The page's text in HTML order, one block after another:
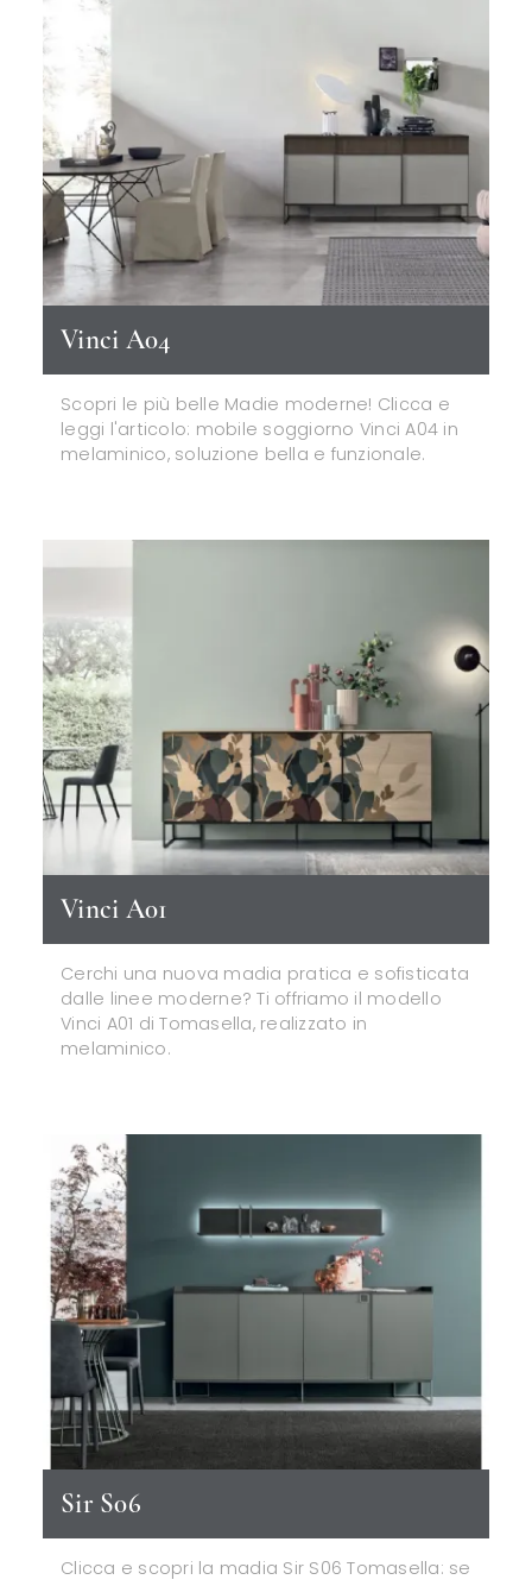
Vinci A04
Scopri le più belle Madie moderne! Clicca e
leggi l'articolo: mobile soggiorno Vinci A04 in
melaminico, soluzione bella e funzionale.
Vinci A01
Cerchi una nuova madia pratica e sofisticata
dalle linee moderne? Ti offriamo il modello
Vinci A01 di Tomasella, realizzato in
melaminico.
Sir S06
Clicca e scopri la madia Sir S06 Tomasella: se